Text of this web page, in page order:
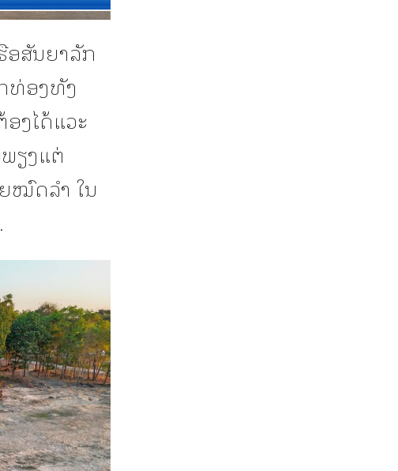
ອສັນຍາລັກ
ທ່ອງທັງ
ງໄດ້ແວະ
ຽງແຕ່
ໝົດລຳ ໃນ